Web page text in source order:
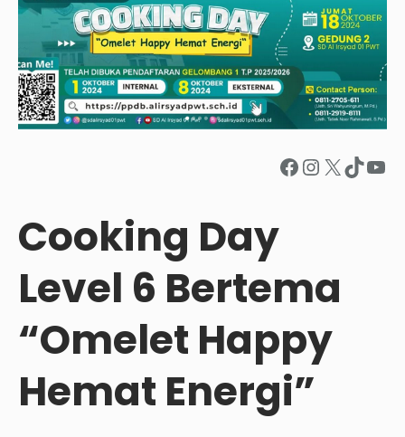
Facebook Instagram X TikTok YouTube
Cooking Day
Level 6 Bertema
“Omelet Happy
Hemat Energi”